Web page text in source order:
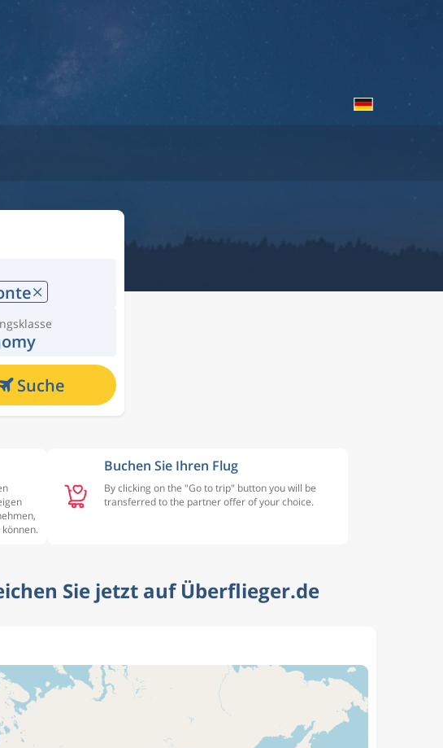
Suche
können.
Buchen Sie Ihren Flug
By clicking on the "Go to trip" button you will be
transferred to the partner offer of your choice.
Sie jetzt auf Überflieger.de